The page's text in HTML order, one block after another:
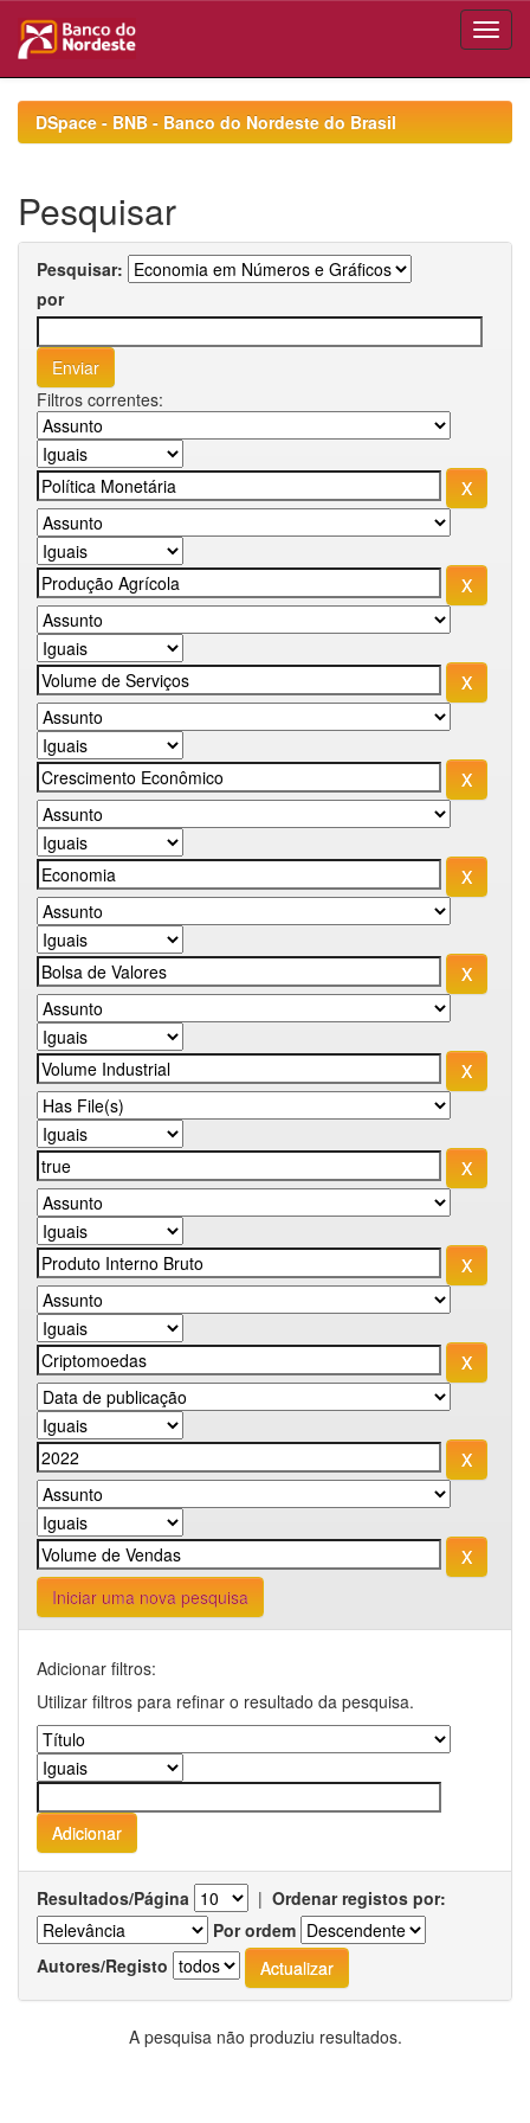
navigationDSpace - BNB - Banco do Nordeste do Brasil
Pesquisar
Pesquisar:
por
Filtros correntes:
Iniciar uma nova pesquisa
Adicionar filtros:
Utilizar filtros para refinar o resultado da pesquisa.
Resultados/Página | Ordenar registos por:
Por ordem
Autores/Registo
A pesquisa não produziu resultados.